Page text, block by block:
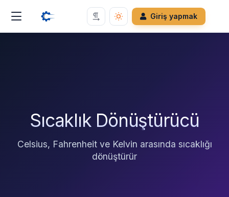
Giriş yapmak
Sıcaklık Dönüştürücü
Celsius, Fahrenheit ve Kelvin arasında sıcaklığı
dönüştürür